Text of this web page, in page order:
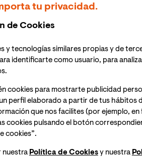
y trabajadores de VIU,
de la paridad que marca el 50%.
femeninas se mantiene al hacer el
está compuesto por un
algunos de los departamentos más
el Departamento de Admisiones
el de Relación con el
un Académico
una realidad desde hace tiempo.
tu privacidad.
de Cookies
y tecnologías similares propias y de
identificarte como usuario, para
cookies para mostrarte publicidad
perfil elaborado a partir de tus hábitos
que nos facilites (por ejemplo,
cookies pulsando el botón
cookies”.
nuestra Política de Cookiesy nuestra